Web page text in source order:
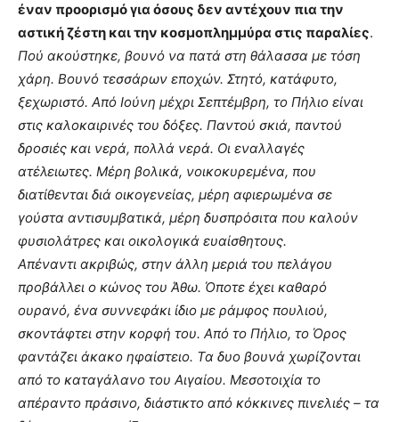
έναν προορισμό για όσους δεν αντέχουν πια την
αστική ζέστη και την κοσμοπλημμύρα στις παραλίες.
Πού ακούστηκε, βουνό να πατά στη θάλασσα με τόση
χάρη. Βουνό τεσσάρων εποχών. Στητό, κατάφυτο,
ξεχωριστό. Από Ιούνη μέχρι Σεπτέμβρη, το Πήλιο είναι
στις καλοκαιρινές του δόξες. Παντού σκιά, παντού
δροσιές και νερά, πολλά νερά. Οι εναλλαγές
ατέλειωτες. Μέρη βολικά, νοικοκυρεμένα, που
διατίθενται διά οικογενείας, μέρη αφιερωμένα σε
γούστα αντισυμβατικά, μέρη δυσπρόσιτα που καλούν
φυσιολάτρες και οικολογικά ευαίσθητους.
Απέναντι ακριβώς, στην άλλη μεριά του πελάγου
προβάλλει ο κώνος του Άθω. Όποτε έχει καθαρό
ουρανό, ένα συννεφάκι ίδιο με ράμφος πουλιού,
σκοντάφτει στην κορφή του. Από το Πήλιο, το Όρος
φαντάζει άκακο ηφαίστειο. Τα δυο βουνά χωρίζονται
από το καταγάλανο του Αιγαίου. Μεσοτοιχία το
απέραντο πράσινο, διάστικτο από κόκκινες πινελιές – τα